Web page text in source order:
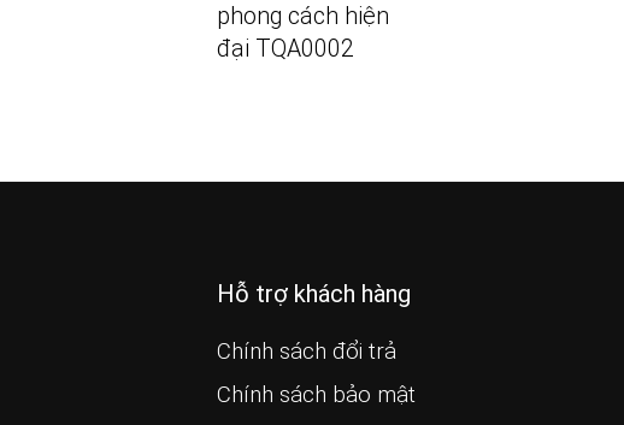
phong cách hiện
đại TQA0002
Hỗ trợ khách hàng
Chính sách đổi trả
Chính sách bảo mật